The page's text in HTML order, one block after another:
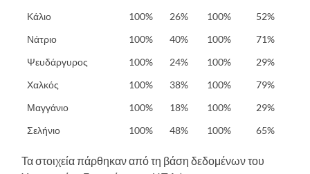
Κάλιο
100% 26% 100%
52%
Νάτριο
100% 40% 100%
71%
Ψευδάργυρος
100% 24% 100%
29%
Χαλκός
100% 38% 100%
79%
Μαγγάνιο
100% 18% 100%
29%
Σελήνιο
100% 48% 100% 65%
Τα στοιχεία πάρθηκαν από τη βάση δεδομένων του